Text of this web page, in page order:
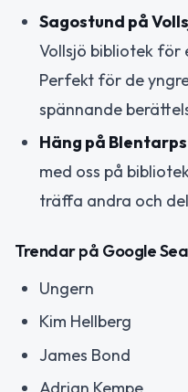
Sagostund på
Vollsjö bibliotek för
Perfekt för de
spännande
Häng på
med oss på
träffa andra och
Trendar på Google
Ungern
Kim Hellberg
James Bond